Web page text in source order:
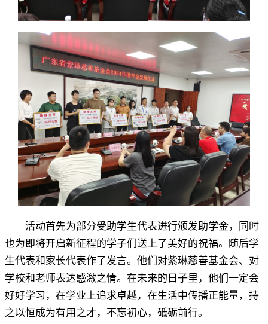
活动首先为部分受助学生代表进行颁发助学金，
同时
也为即将开启新征程的学子们送上了美好的祝福。随后学
生代表和家长代表作了发言。 他们对紫琳慈善基金会、对
学校和老师表达感激之情。在未来的日子里 ， 他们一定会
好好学习，在学业上追求卓越， 在生活中传播正能量，持
之以恒成为有用之才 ， 不忘初心，砥砺前行。